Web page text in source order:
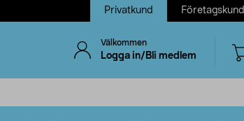
Privatkund Företagskund
Välkommen
Logga in/Bli medlem